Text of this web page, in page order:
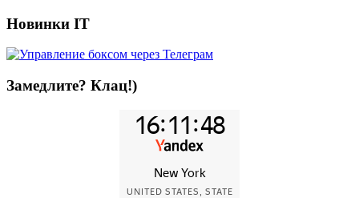
Новинки IT
Замедлите? Клац!)